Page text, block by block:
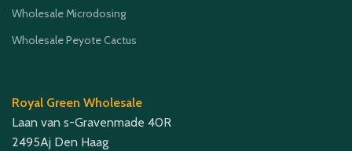
Wholesale Microdosing
Wholesale Peyote Cactus
Royal Green Wholesale
Laan van s-Gravenmade 40R
2495Aj Den Haag